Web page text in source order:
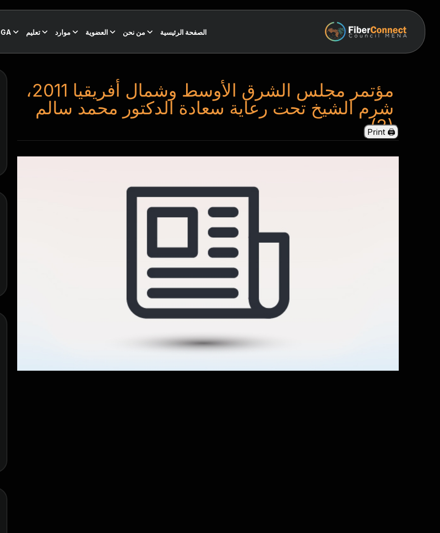
الصفحة الرئيسية من نحن العضوية موارد تعليم
مؤتمر مجلس الشرق الأوسط وشمال أفريقيا 2011،
شرم الشيخ تحت رعاية سعادة الدكتور محمد سالم
(2)